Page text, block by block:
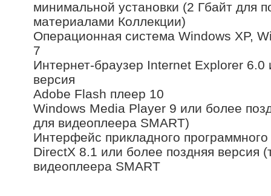
минимальной установки (2 Гбайт для
материалами Коллекции)
Операционная система Windows XP,
7
Интернет-браузер Internet Explorer 6.0
версия
Adobe Flash плеер 10
Windows Media Player 9 или более
для видеоплеера SMART)
Интерфейс прикладного
DirectX 8.1 или более поздняя версия
видеоплеера SMART